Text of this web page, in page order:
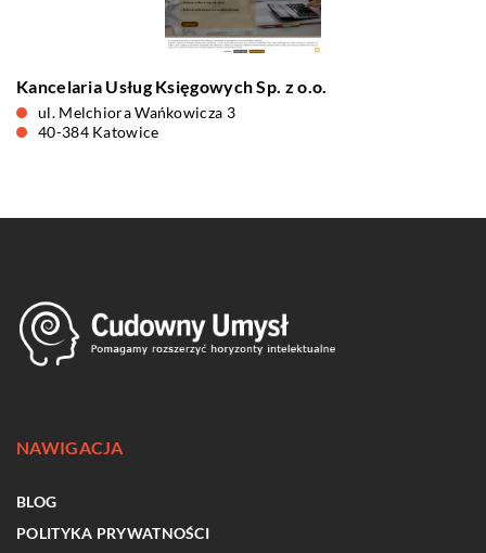
Kancelaria Usług Księgowych Sp. z o.o.
ul. Melchiora Wańkowicza 3
40-384 Katowice
NAWIGACJA
BLOG
POLITYKA PRYWATNOŚCI